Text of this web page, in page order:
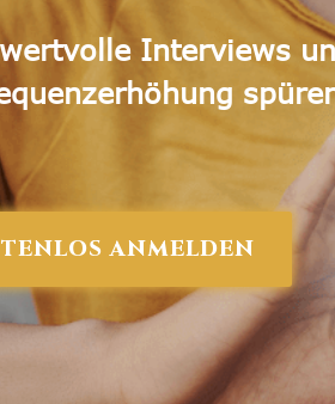
Interviews
ANMELDEN